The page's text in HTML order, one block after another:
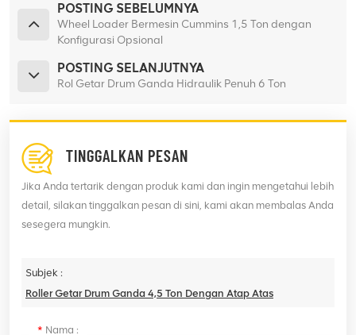
POSTING SEBELUMNYA
Wheel Loader Bermesin Cummins 1,5 Ton dengan
Konfigurasi Opsional
POSTING SELANJUTNYA
Rol Getar Drum Ganda Hidraulik Penuh 6 Ton
TINGGALKAN PESAN
Jika Anda tertarik dengan produk kami dan ingin mengetahui lebih
detail, silakan tinggalkan pesan di sini, kami akan membalas Anda
sesegera mungkin.
Subjek :
Roller Getar Drum Ganda 4,5 Ton Dengan Atap Atas
* Nama :